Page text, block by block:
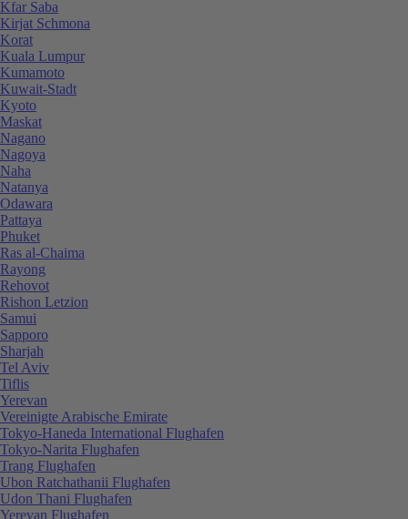
Kfar Saba
Kirjat Schmona
Korat
Kuala Lumpur
Kumamoto
Kuwait-Stadt
Kyoto
Maskat
Nagano
Nagoya
Naha
Natanya
Odawara
Pattaya
Phuket
Ras al-Chaima
Rayong
Rehovot
Rishon Letzion
Samui
Sapporo
Sharjah
Tel Aviv
Tiflis
Yerevan
Vereinigte Arabische Emirate
Tokyo-Haneda International Flughafen
Tokyo-Narita Flughafen
Trang Flughafen
Ubon Ratchathanii Flughafen
Udon Thani Flughafen
Yerevan Flughafen